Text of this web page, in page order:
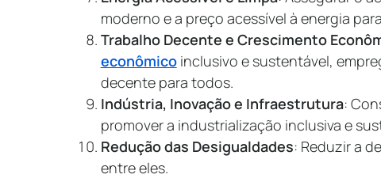
moderno e a preço acessível à energia
Trabalho Decente e Crescimento
econômicoinclusivo e sustentável,
decente para todos.
Indústria, Inovação e Infraestrutura:
promover a industrialização inclusiva e
Redução das Desigualdades: Reduzir a
entre eles.